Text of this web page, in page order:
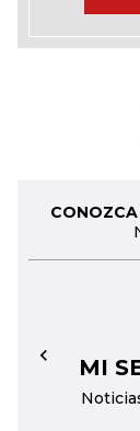
CONOZCA
MI
←